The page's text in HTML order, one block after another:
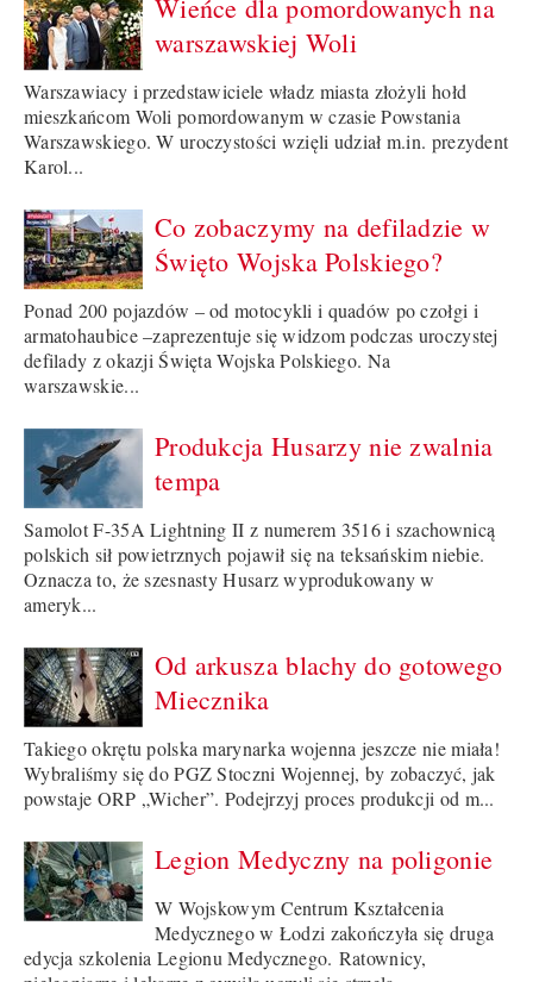
Wieńce dla pomordowanych na
warszawskiej Woli
Warszawiacy i przedstawiciele władz miasta złożyli hołd
mieszkańcom Woli pomordowanym w czasie Powstania
Warszawskiego. W uroczystości wzięli udział m.in. prezydent
Karol...
Co zobaczymy na defiladzie w
Święto Wojska Polskiego?
Ponad 200 pojazdów – od motocykli i quadów po czołgi i
armatohaubice –zaprezentuje się widzom podczas uroczystej
defilady z okazji Święta Wojska Polskiego. Na
warszawskie...
Produkcja Husarzy nie zwalnia
tempa
Samolot F-35A Lightning II z numerem 3516 i szachownicą
polskich sił powietrznych pojawił się na teksańskim niebie.
Oznacza to, że szesnasty Husarz wyprodukowany w
ameryk...
Od arkusza blachy do gotowego
Miecznika
Takiego okrętu polska marynarka wojenna jeszcze nie miała!
Wybraliśmy się do PGZ Stoczni Wojennej, by zobaczyć, jak
powstaje ORP „Wicher”. Podejrzyj proces produkcji od m...
Legion Medyczny na poligonie
W Wojskowym Centrum Kształcenia
Medycznego w Łodzi zakończyła się druga
edycja szkolenia Legionu Medycznego. Ratownicy,